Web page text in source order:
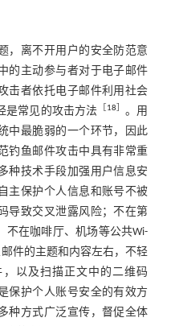
，离不开用户的安全防范意
的主动参与者对于电子邮件
击者依托电子邮件利用社会
是常见的攻击方法
18
。用
中最脆弱的一个环节，因此
钓鱼邮件攻击中具有非常重
种技术手段加强用户信息安
主保护个人信息和账号不被
导致交叉泄露风险；不在第
不在咖啡厅、机场等公共Wi-
件的主题和内容左右，不轻
以及扫描正文中的二维码
保护个人账号安全的有效方
种方式广泛宣传，督促全体